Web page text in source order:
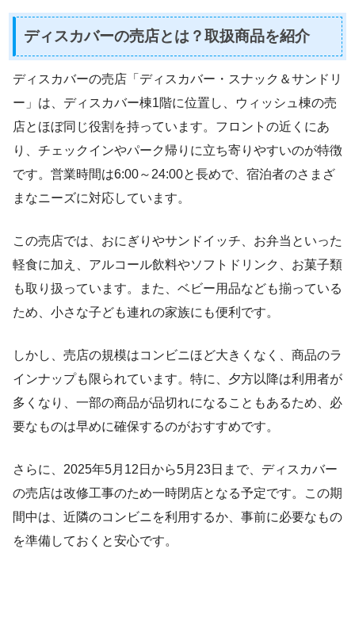
ディスカバーの売店とは？取扱商品を紹介
ディスカバーの売店「ディスカバー・スナック＆サンドリ
ー」は、ディスカバー棟1階に位置し、ウィッシュ棟の売
店とほぼ同じ役割を持っています。フロントの近くにあ
り、チェックインやパーク帰りに立ち寄りやすいのが特徴
です。営業時間は6:00～24:00と長めで、宿泊者のさまざ
まなニーズに対応しています。
この売店では、おにぎりやサンドイッチ、お弁当といった
軽食に加え、アルコール飲料やソフトドリンク、お菓子類
も取り扱っています。また、ベビー用品なども揃っている
ため、小さな子ども連れの家族にも便利です。
しかし、売店の規模はコンビニほど大きくなく、商品のラ
インナップも限られています。特に、夕方以降は利用者が
多くなり、一部の商品が品切れになることもあるため、必
要なものは早めに確保するのがおすすめです。
さらに、2025年5月12日から5月23日まで、ディスカバー
の売店は改修工事のため一時閉店となる予定です。この期
間中は、近隣のコンビニを利用するか、事前に必要なもの
を準備しておくと安心です。